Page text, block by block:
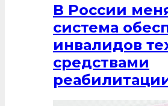
В России
система
инвалидов
средствами